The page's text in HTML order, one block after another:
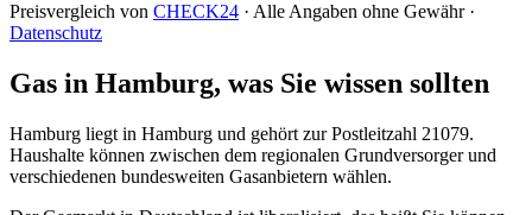
Preisvergleich von CHECK24 · Alle Angaben ohne Gewähr ·
Datenschutz
Gas in Hamburg, was Sie wissen sollten
Hamburg liegt in Hamburg und gehört zur Postleitzahl 21079.
Haushalte können zwischen dem regionalen Grundversorger und
verschiedenen bundesweiten Gasanbietern wählen.